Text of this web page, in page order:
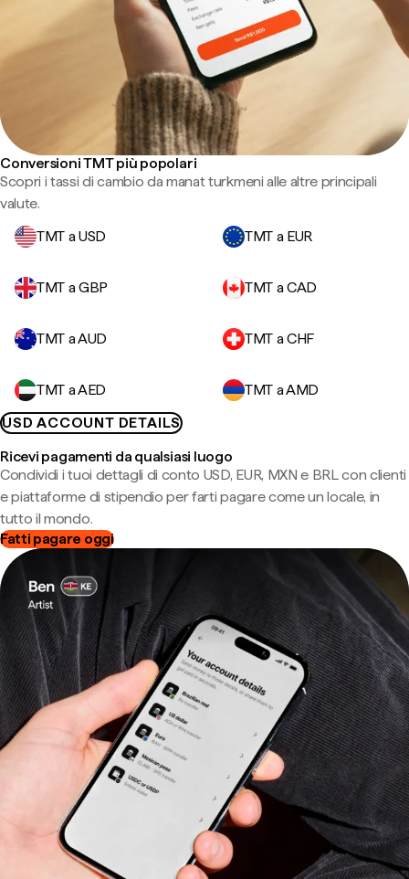
Conversioni TMT più popolari
Scopri i tassi di cambio da manat turkmeni alle altre principali
valute.
TMT a USD
TMT a EUR
TMT a GBP TMT a CAD
TMT a AUD TMT a CHF
TMT a AED
TMT a AMD
USD ACCOUNT DETAILS
Ricevi pagamenti da qualsiasi luogo
Condividi i tuoi dettagli di conto USD, EUR, MXN e BRL con clienti
e piattaforme di stipendio per farti pagare come un locale, in
tutto il mondo.
Fatti pagare oggi